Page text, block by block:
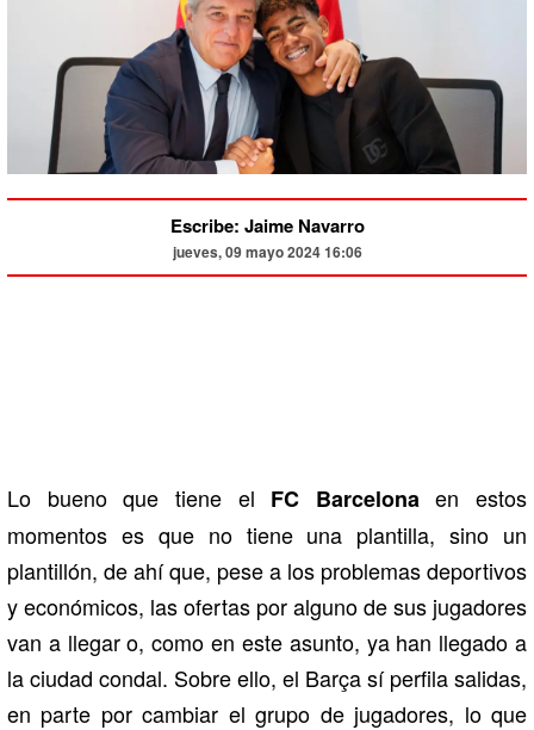
Escribe: Jaime Navarro
jueves, 09 mayo 2024 16:06
Lo bueno que tiene el FC Barcelona en estos
momentos es que no tiene una plantilla, sino un
plantillón, de ahí que, pese a los problemas deportivos
y económicos, las ofertas por alguno de sus jugadores
van a llegar o, como en este asunto, ya han llegado a
la ciudad condal. Sobre ello, el Barça sí perfila salidas,
en parte por cambiar el grupo de jugadores, lo que